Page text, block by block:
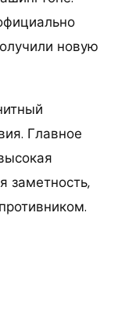
новую
Главное
заметность,